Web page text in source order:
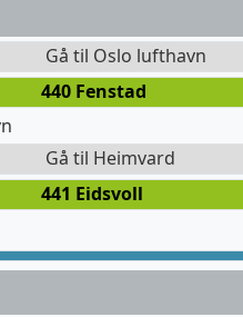
Gå til Oslo lufthavn
440 Fenstad
Gå til Heimvard
441 Eidsvoll